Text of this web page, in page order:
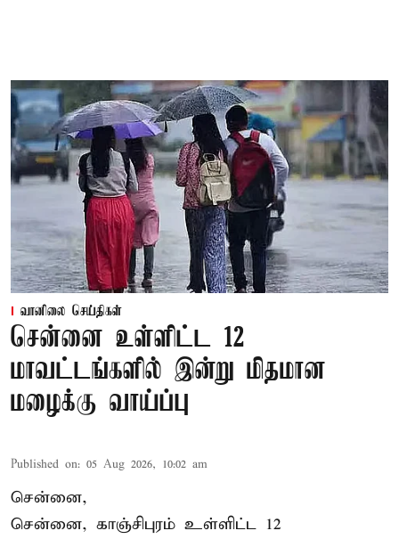
வானிலை செய்திகள்
சென்னை உள்ளிட்ட 12
மாவட்டங்களில் இன்று மிதமான
மழைக்கு வாய்ப்பு
Published on: 05 Aug 2026, 10:02 am
சென்னை,
சென்னை, காஞ்சிபுரம் உள்ளிட்ட 12